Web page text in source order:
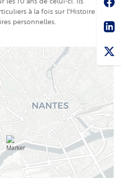
à la fois sur l'Histoire de la
personnelles.